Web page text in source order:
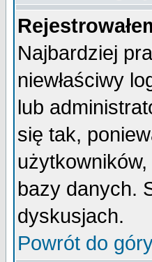
Najbardziej
niewłaściwy
lub
się tak,
bazy danych.
dyskusjach.
Powrót do